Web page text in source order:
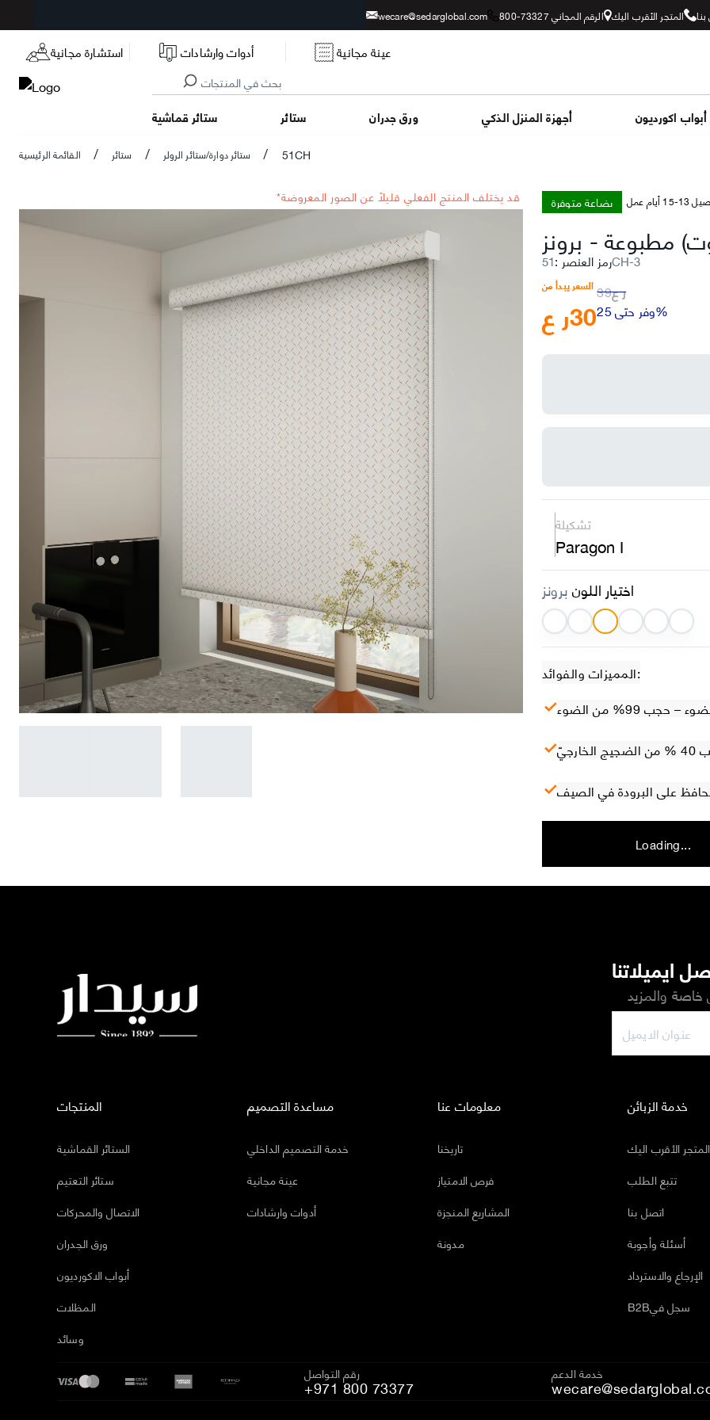
wecare@sedarglobal.com الرقم المجاني 73327-800 المتجر الأقرب اليك
استشارة مجانية أدوات وارشادات عينة مجانية
ستائر قماشية ستائر ورق جدران أجهزة المنزل الذكي أبواب اكورديون
القائمة الرئيسية / ستائر / ستائر دوارة/ستائر الرولر / 51CH
*قد يختلف المنتج الفعلي قليلاً عن الصور المعروضة بضاعة متوفرة أيام عمل
مطبوعة- برونز
رمز العنصر: 51CH-3
السعر يبدأ من
ر ع30
ر ع39
وفر حتى 25%
تشكيلة
Paragon I
اختيار اللونبرونز
المميزات والفوائد:
حجب 99% من الضوء
على البرودة في الصيف
Loading...
ايميلاتنا
والمزيد
المنتجات
الستائر القماشية
ستائر التعتيم
الاتصال والمحركات
ورق الجدران
أبواب الاكورديون
المظلات
وسائد
مساعدة التصميم
خدمة التصميم الداخلي
عينة مجانية
أدوات وارشادات
معلومات عنا
تاريخنا
فرص الامتياز
المشاريع المنجزة
مدونة
خدمة الزبائن
المتجر الأقرب اليك
تتبع الطلب
اتصل بنا
أسئلة وأجوبة
الإرجاع والاسترداد
B2Bسجل في
رقم التواصل
+971 800 73377
خدمة الدعم